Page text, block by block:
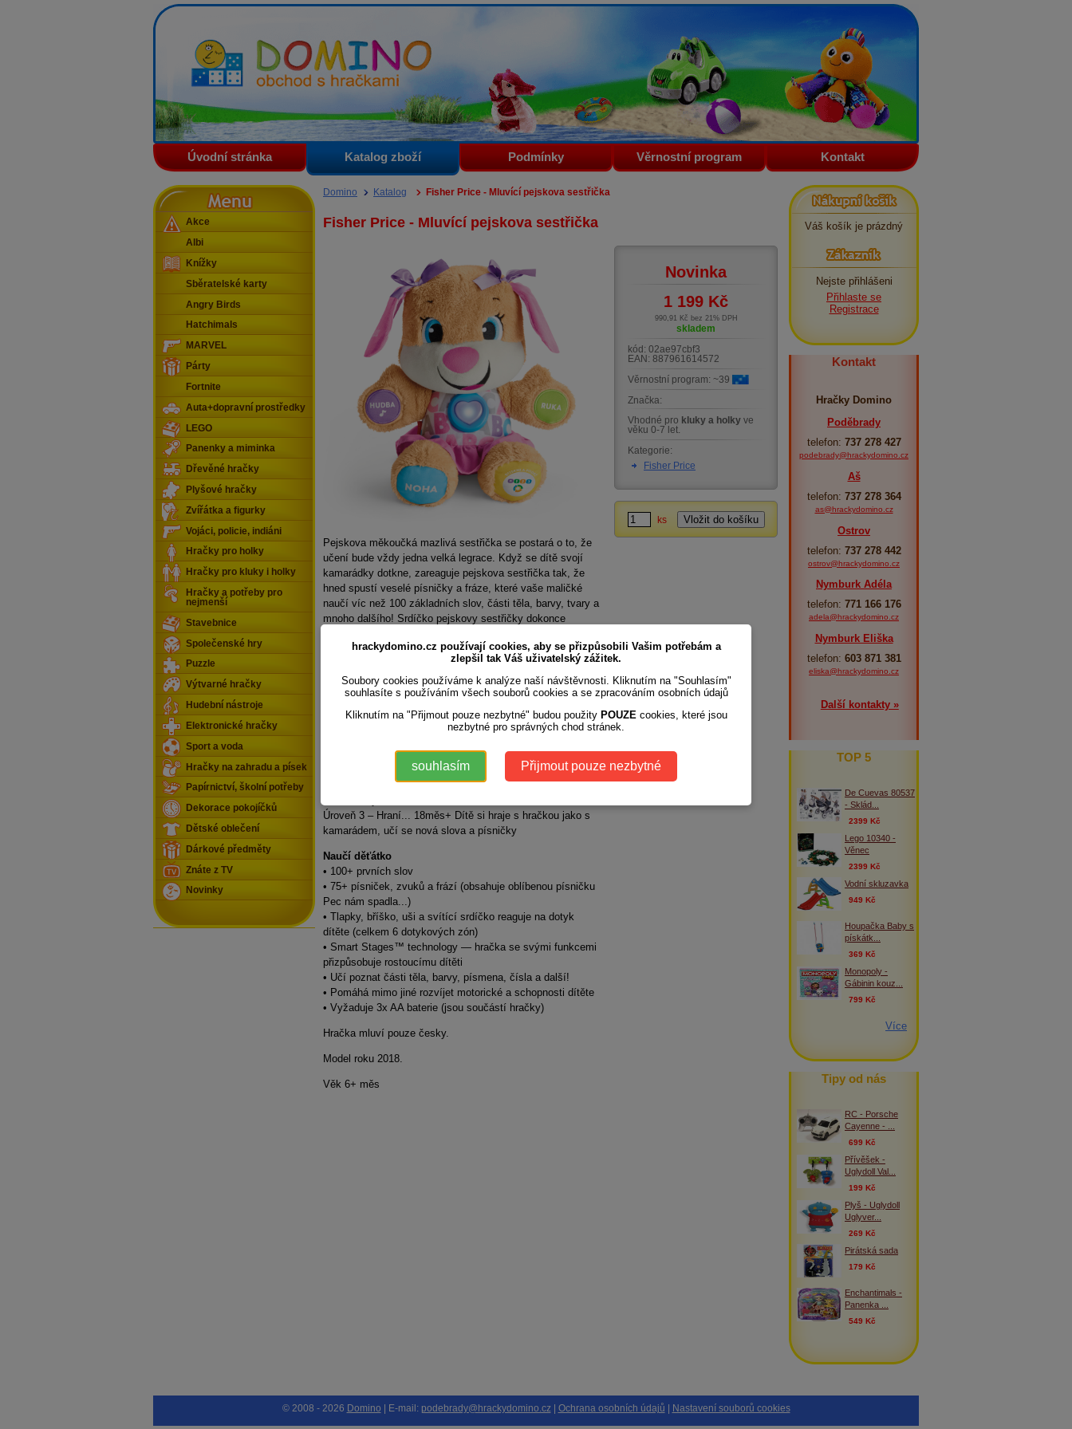
Domino - obchod s hračkami
Úvodní stránka Katalog zboží Podmínky Věrnostní program Kontakt
Domino Katalog Fisher Price - Mluvící pejskova sestřička
Fisher Price - Mluvící pejskova sestřička
Pejskova měkoučká mazlivá sestřička se postará o to, že
učení bude vždy jedna velká legrace. Když se dítě svojí
kamarádky dotkne, zareaguje pejskova sestřička tak, že
hned spustí veselé písničky a fráze, které vaše maličké
naučí víc než 100 základních slov, části těla, barvy, tvary a
mnoho dalšího! Srdíčko pejskovy sestřičky dokonce
různě rychle, podporuje hračka technologii Smart Stages.
Co je to Smart Stages™ Technologie?
Hračka mění své vlastnosti (funkce) podlo toho jak dítě
roste
nastartují dětskou zvědavost (hračka reaguje slovem a
zvuky na dotykové podněty)
Úroveň 2 - Povzbuzování... 12měs+ Dítě se učí základní
Úroveň 3 – Hraní... 18měs+ Dítě si hraje s hračkou jako s
kamarádem, učí se nová slova a písničky
Naučí děťátko
• 100+ prvních slov
• 75+ písniček, zvuků a frází (obsahuje oblíbenou písničku
Pec nám spadla...)
• Tlapky, bříško, uši a svítící srdíčko reaguje na dotyk
dítěte (celkem 6 dotykových zón)
• Smart Stages™ technology — hračka se svými funkcemi
přizpůsobuje rostoucímu dítěti
• Učí poznat části těla, barvy, písmena, čísla a další!
• Pomáhá mimo jiné rozvíjet motorické a schopnosti dítěte
• Vyžaduje 3x AA baterie (jsou součástí hračky)
Hračka mluví pouze česky.
Model roku 2018.
Věk 6+ měs
Novinka
1 199 Kč
990,91 Kč bez 21% DPH
skladem
kód: 02ae97cbf3
EAN: 887961614572
Věrnostní program: ~39
Značka:
Vhodné pro kluky a holky ve
věku 0-7 let.
Kategorie:
Fisher Price
ks
Menu
Akce
Albi
Knížky
Sběratelské karty
Angry Birds
Hatchimals
MARVEL
Párty
Fortnite
Auta+dopravní prostředky
LEGO
Panenky a miminka
Dřevěné hračky
Plyšové hračky
Zvířátka a figurky
Vojáci, policie, indiáni
Hračky pro holky
Hračky pro kluky i holky
Hračky a potřeby pro
nejmenší
Stavebnice
Společenské hry
Puzzle
Výtvarné hračky
Hudební nástroje
Elektronické hračky
Sport a voda
Hračky na zahradu a písek
Papírnictví, školní potřeby
Dekorace pokojíčků
Dětské oblečení
Dárkové předměty
Znáte z TV
Novinky
Nákupní košík
Váš košík je prázdný
Zákazník
Nejste přihlášeni
Přihlaste se
Registrace
Kontakt
Hračky Domino
Poděbrady
telefon: 737 278 427
podebrady@hrackydomino.cz
Aš
telefon: 737 278 364
as@hrackydomino.cz
Ostrov
telefon: 737 278 442
ostrov@hrackydomino.cz
Nymburk Adéla
telefon: 771 166 176
adela@hrackydomino.cz
Nymburk Eliška
telefon: 603 871 381
eliska@hrackydomino.cz
Další kontakty »
TOP 5
De Cuevas 80537
- Sklád...
2399 Kč
Lego 10340 -
Věnec
2399 Kč
Vodní skluzavka
949 Kč
Houpačka Baby s
pískátk...
369 Kč
Monopoly -
Gábinin kouz...
799 Kč
Více
Tipy od nás
RC - Porsche
Cayenne - ...
699 Kč
Přívěšek -
Uglydoll Val...
199 Kč
Plyš - Uglydoll
Uglyver...
269 Kč
Pirátská sada
179 Kč
Enchantimals -
Panenka ...
549 Kč
hrackydomino.cz používají cookies, aby se přizpůsobili Vašim potřebám a
zlepšil tak Váš uživatelský zážitek.
Soubory cookies používáme k analýze naší návštěvnosti. Kliknutím na "Souhlasím"
souhlasíte s používáním všech souborů cookies a se zpracováním osobních údajů
Kliknutím na "Přijmout pouze nezbytné" budou použity POUZE cookies, které jsou
nezbytné pro správných chod stránek.
souhlasím Přijmout pouze nezbytné
© 2008 - 2026 Domino | E-mail: podebrady@hrackydomino.cz| Ochrana osobních údajů Nastavení souborů cookies